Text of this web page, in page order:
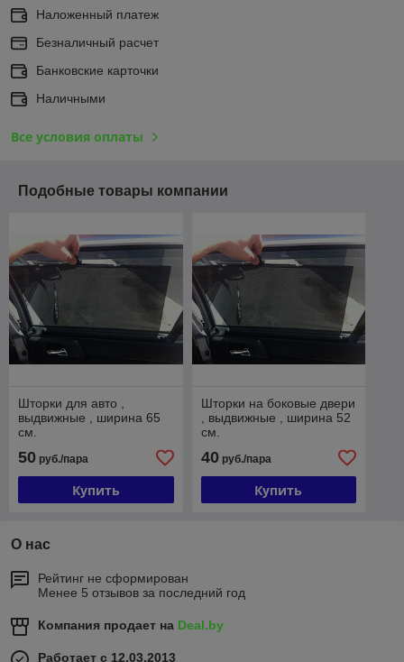
Наложенный платеж
Безналичный расчет
Банковские карточки
Наличными
Все условия оплаты
Подобные товары компании
Шторки для авто ,
выдвижные , ширина 65
см.
50 руб./пара
Купить
Шторки на боковые двери
, выдвижные , ширина 52
см.
40руб./пара
Купить
О нас
Рейтинг не сформирован
Менее 5 отзывов за последний год
Компания продает на Deal.by
Работает с 12.03.2013